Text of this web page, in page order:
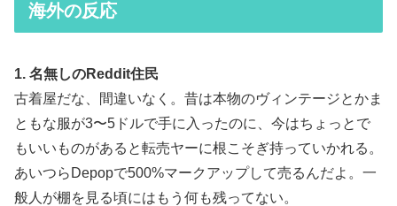
海外の反応
1. 名無しのReddit住民
古着屋だな、間違いなく。昔は本物のヴィンテージとかま
ともな服が3〜5ドルで手に入ったのに、今はちょっとで
もいいものがあると転売ヤーに根こそぎ持っていかれる。
あいつらDepopで500%マークアップして売るんだよ。一
般人が棚を見る頃にはもう何も残ってない。